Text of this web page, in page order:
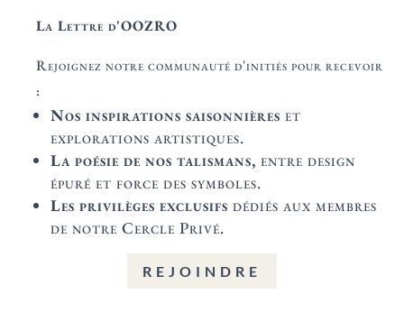
La Lettre d'OOZRO
Rejoignez notre communauté d'initiés pour recevoir
:
Nos inspirations saisonnières et
explorations artistiques.
La poésie de nos talismans, entre design
épuré et force des symboles.
Les privilèges exclusifs dédiés aux membres
de notre Cercle Privé.
REJOINDRE